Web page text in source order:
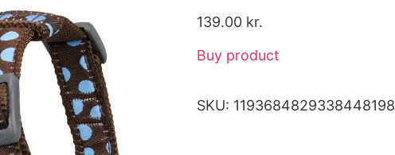
139.00 kr.
Buy product
SKU: 1193684829338448198